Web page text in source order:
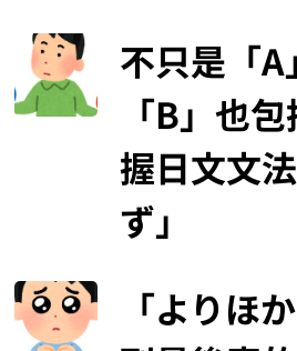
不只是「A
「B」也
握日文文
ず」
「よりほ